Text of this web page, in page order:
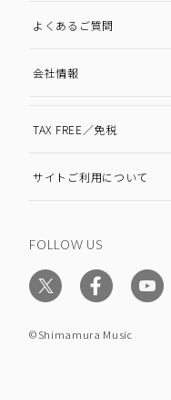
よくあるご質問
会社情報
TAX FREE／免税
サイトご利用について
FOLLOW US
©Shimamura Music